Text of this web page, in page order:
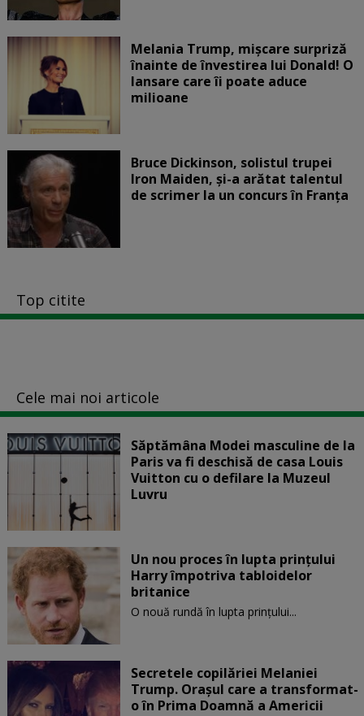
Melania Trump, mișcare surpriză
înainte de învestirea lui Donald! O
lansare care îi poate aduce
milioane
Bruce Dickinson, solistul trupei
Iron Maiden, şi-a arătat talentul
de scrimer la un concurs în Franţa
Top citite
Cele mai noi articole
Săptămâna Modei masculine de la
Paris va fi deschisă de casa Louis
Vuitton cu o defilare la Muzeul
Luvru
Un nou proces în lupta prinţului
Harry împotriva tabloidelor
britanice
O nouă rundă în lupta prinţului...
Secretele copilăriei Melaniei
Trump. Orașul care a transformat-
o în Prima Doamnă a Americii